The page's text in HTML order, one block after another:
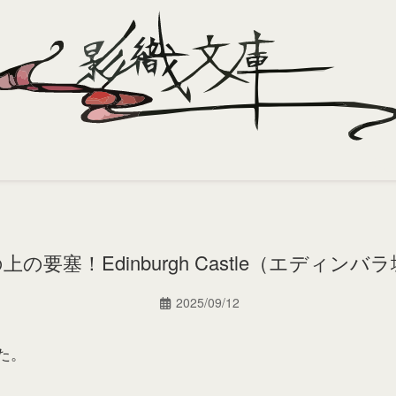
の要塞！Edinburgh Castle（エディンバラ
2025/09/12